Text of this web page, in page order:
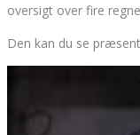
oversigt over fire
Den kan du se